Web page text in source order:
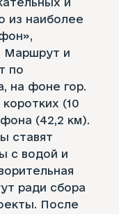
из наиболее
Маршрут и
по
на фоне гор.
(10
(42,2 км).
ставят
с водой и
ради сбора
После